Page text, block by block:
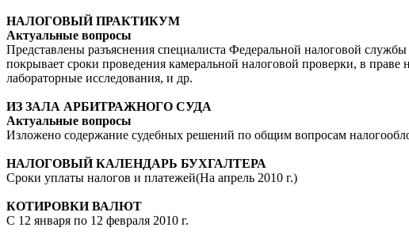
НАЛОГОВЫЙ ПРАКТИКУМ
Актуальные вопросы
Представлены разъяснения специалиста Федеральной налоговой
покрывает сроки проведения камеральной налоговой проверки, в
лабораторные исследования, и др.
ИЗ ЗАЛА АРБИТРАЖНОГО СУДА
Актуальные вопросы
Изложено содержание судебных решений по общим вопросам
НАЛОГОВЫЙ КАЛЕНДАРЬ БУХГАЛТЕРА
Сроки уплаты налогов и платежей(На апрель 2010 г.)
КОТИРОВКИ ВАЛЮТ
С 12 января по 12 февраля 2010 г.